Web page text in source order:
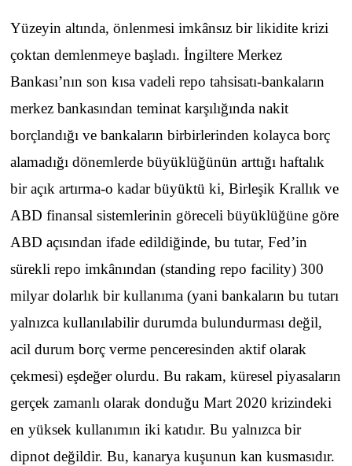
Yüzeyin altında, önlenmesi imkânsız bir likidite krizi
çoktan demlenmeye başladı. İngiltere Merkez
Bankası’nın son kısa vadeli repo tahsisatı-bankaların
merkez bankasından teminat karşılığında nakit
borçlandığı ve bankaların birbirlerinden kolayca borç
alamadığı dönemlerde büyüklüğünün arttığı haftalık
bir açık artırma-o kadar büyüktü ki, Birleşik Krallık ve
ABD finansal sistemlerinin göreceli büyüklüğüne göre
ABD açısından ifade edildiğinde, bu tutar, Fed’in
sürekli repo imkânından (standing repo facility) 300
milyar dolarlık bir kullanıma (yani bankaların bu tutarı
yalnızca kullanılabilir durumda bulundurması değil,
acil durum borç verme penceresinden aktif olarak
çekmesi) eşdeğer olurdu. Bu rakam, küresel piyasaların
gerçek zamanlı olarak donduğu Mart 2020 krizindeki
en yüksek kullanımın iki katıdır. Bu yalnızca bir
dipnot değildir. Bu, kanarya kuşunun kan kusmasıdır.